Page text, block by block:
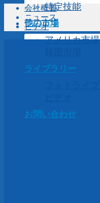
特定技能
他の市場
アメリカ市場
ライブラリー
お問い合わせ
会社概要
ニュース
ビデオ